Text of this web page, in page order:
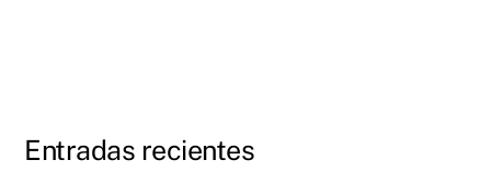
Entradas recientes